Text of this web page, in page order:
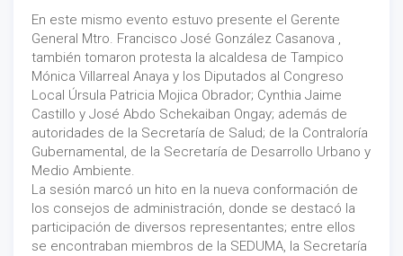
En este mismo evento estuvo presente el Gerente
General Mtro. Francisco José González Casanova ,
también tomaron protesta la alcaldesa de Tampico
Mónica Villarreal Anaya y los Diputados al Congreso
Local Úrsula Patricia Mojica Obrador; Cynthia Jaime
Castillo y José Abdo Schekaiban Ongay; además de
autoridades de la Secretaría de Salud; de la Contraloría
Gubernamental, de la Secretaría de Desarrollo Urbano y
Medio Ambiente.
La sesión marcó un hito en la nueva conformación de
los consejos de administración, donde se destacó la
participación de diversos representantes; entre ellos
se encontraban miembros de la SEDUMA, la Secretaría